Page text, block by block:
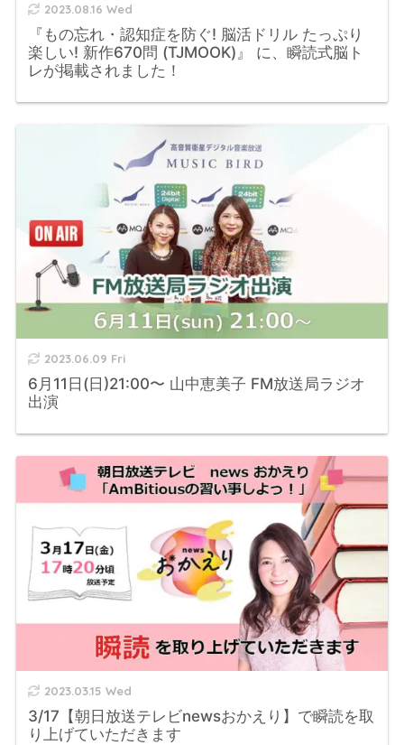
2023.08.16 Wed
『もの忘れ・認知症を防ぐ! 脳活ドリル たっぷり
楽しい! 新作670問 (TJMOOK)』 に、瞬読式脳ト
レが掲載されました！
2023.06.09 Fri
6月11日(日)21:00〜 山中恵美子 FM放送局ラジオ
出演
2023.03.15 Wed
3/17【朝日放送テレビnewsおかえり】で瞬読を取
り上げていただきます